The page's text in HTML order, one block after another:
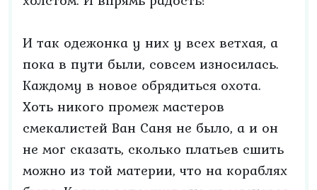
И так одежонка у них у всех ветхая, а
пока в пути были, совсем износилась.
Каждому в новое обрядиться охота.
Хоть никого промеж мастеров
смекалистей Ван Саня не было, а и он
не мог сказать, сколько платьев сшить
можно из той материи, что на кораблях